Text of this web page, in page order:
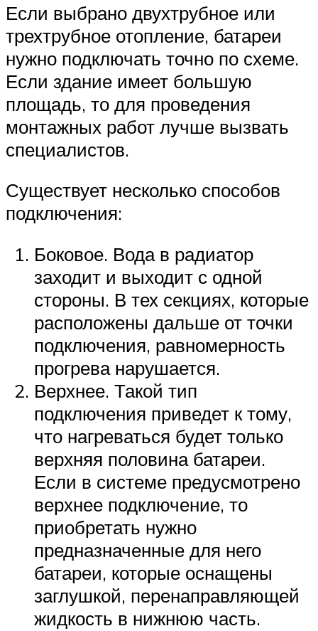
Если выбрано двухтрубное или
трехтрубное отопление, батареи
нужно подключать точно по схеме.
Если здание имеет большую
площадь, то для проведения
монтажных работ лучше вызвать
специалистов.
Существует несколько способов
подключения:
Боковое. Вода в радиатор
заходит и выходит с одной
стороны. В тех секциях, которые
расположены дальше от точки
подключения, равномерность
прогрева нарушается.
Верхнее. Такой тип
подключения приведет к тому,
что нагреваться будет только
верхняя половина батареи.
Если в системе предусмотрено
верхнее подключение, то
приобретать нужно
предназначенные для него
батареи, которые оснащены
заглушкой, перенаправляющей
жидкость в нижнюю часть.